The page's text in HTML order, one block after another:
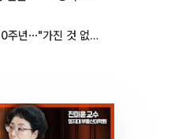
임영웅, 어느덧 데뷔 10주년⋯"가진 것 없던 시절, 내 앞엔 20명의 팬뿐"